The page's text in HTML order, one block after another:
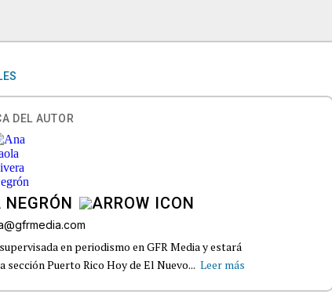
DEL AUTOR
en periodismo en GFR Media y estará
sección Puerto Rico Hoy de El Nuevo... Leer más